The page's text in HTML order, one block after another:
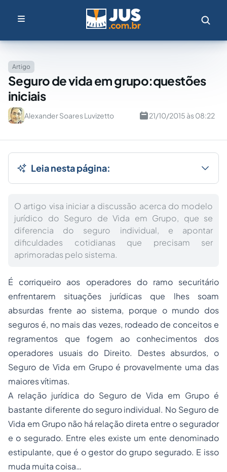
Artigo
Seguro de vida em grupo:questões
iniciais
Alexander Soares Luvizetto 21/10/2015 às 08:22
Leia nesta página:
O artigo visa iniciar a discussão acerca do modelo
jurídico do Seguro de Vida em Grupo, que se
diferencia do seguro individual, e apontar
dificuldades cotidianas que precisam ser
aprimoradas pelo sistema.
É corriqueiro aos operadores do ramo securitário
enfrentarem situações jurídicas que lhes soam
absurdas frente ao sistema, porque o mundo dos
seguros é, no mais das vezes, rodeado de conceitos e
regramentos que fogem ao conhecimentos dos
operadores usuais do Direito. Destes absurdos, o
Seguro de Vida em Grupo é provavelmente uma das
maiores vítimas.
A relação jurídica do Seguro de Vida em Grupo é
bastante diferente do seguro individual. No Seguro de
Vida em Grupo não há relação direta entre o segurador
e o segurado. Entre eles existe um ente denominado
estipulante, que é o gestor do grupo segurado. E isso
muda muita coisa…